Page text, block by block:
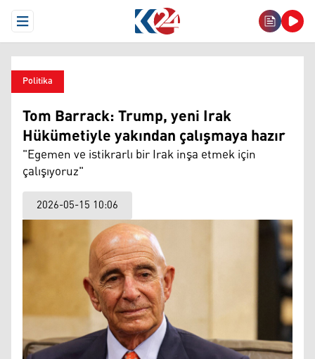
Open Menu
Politika
Tom Barrack: Trump, yeni Irak
Hükümetiyle yakından çalışmaya hazır
"Egemen ve istikrarlı bir Irak inşa etmek için
çalışıyoruz"
2026-05-15 10:06